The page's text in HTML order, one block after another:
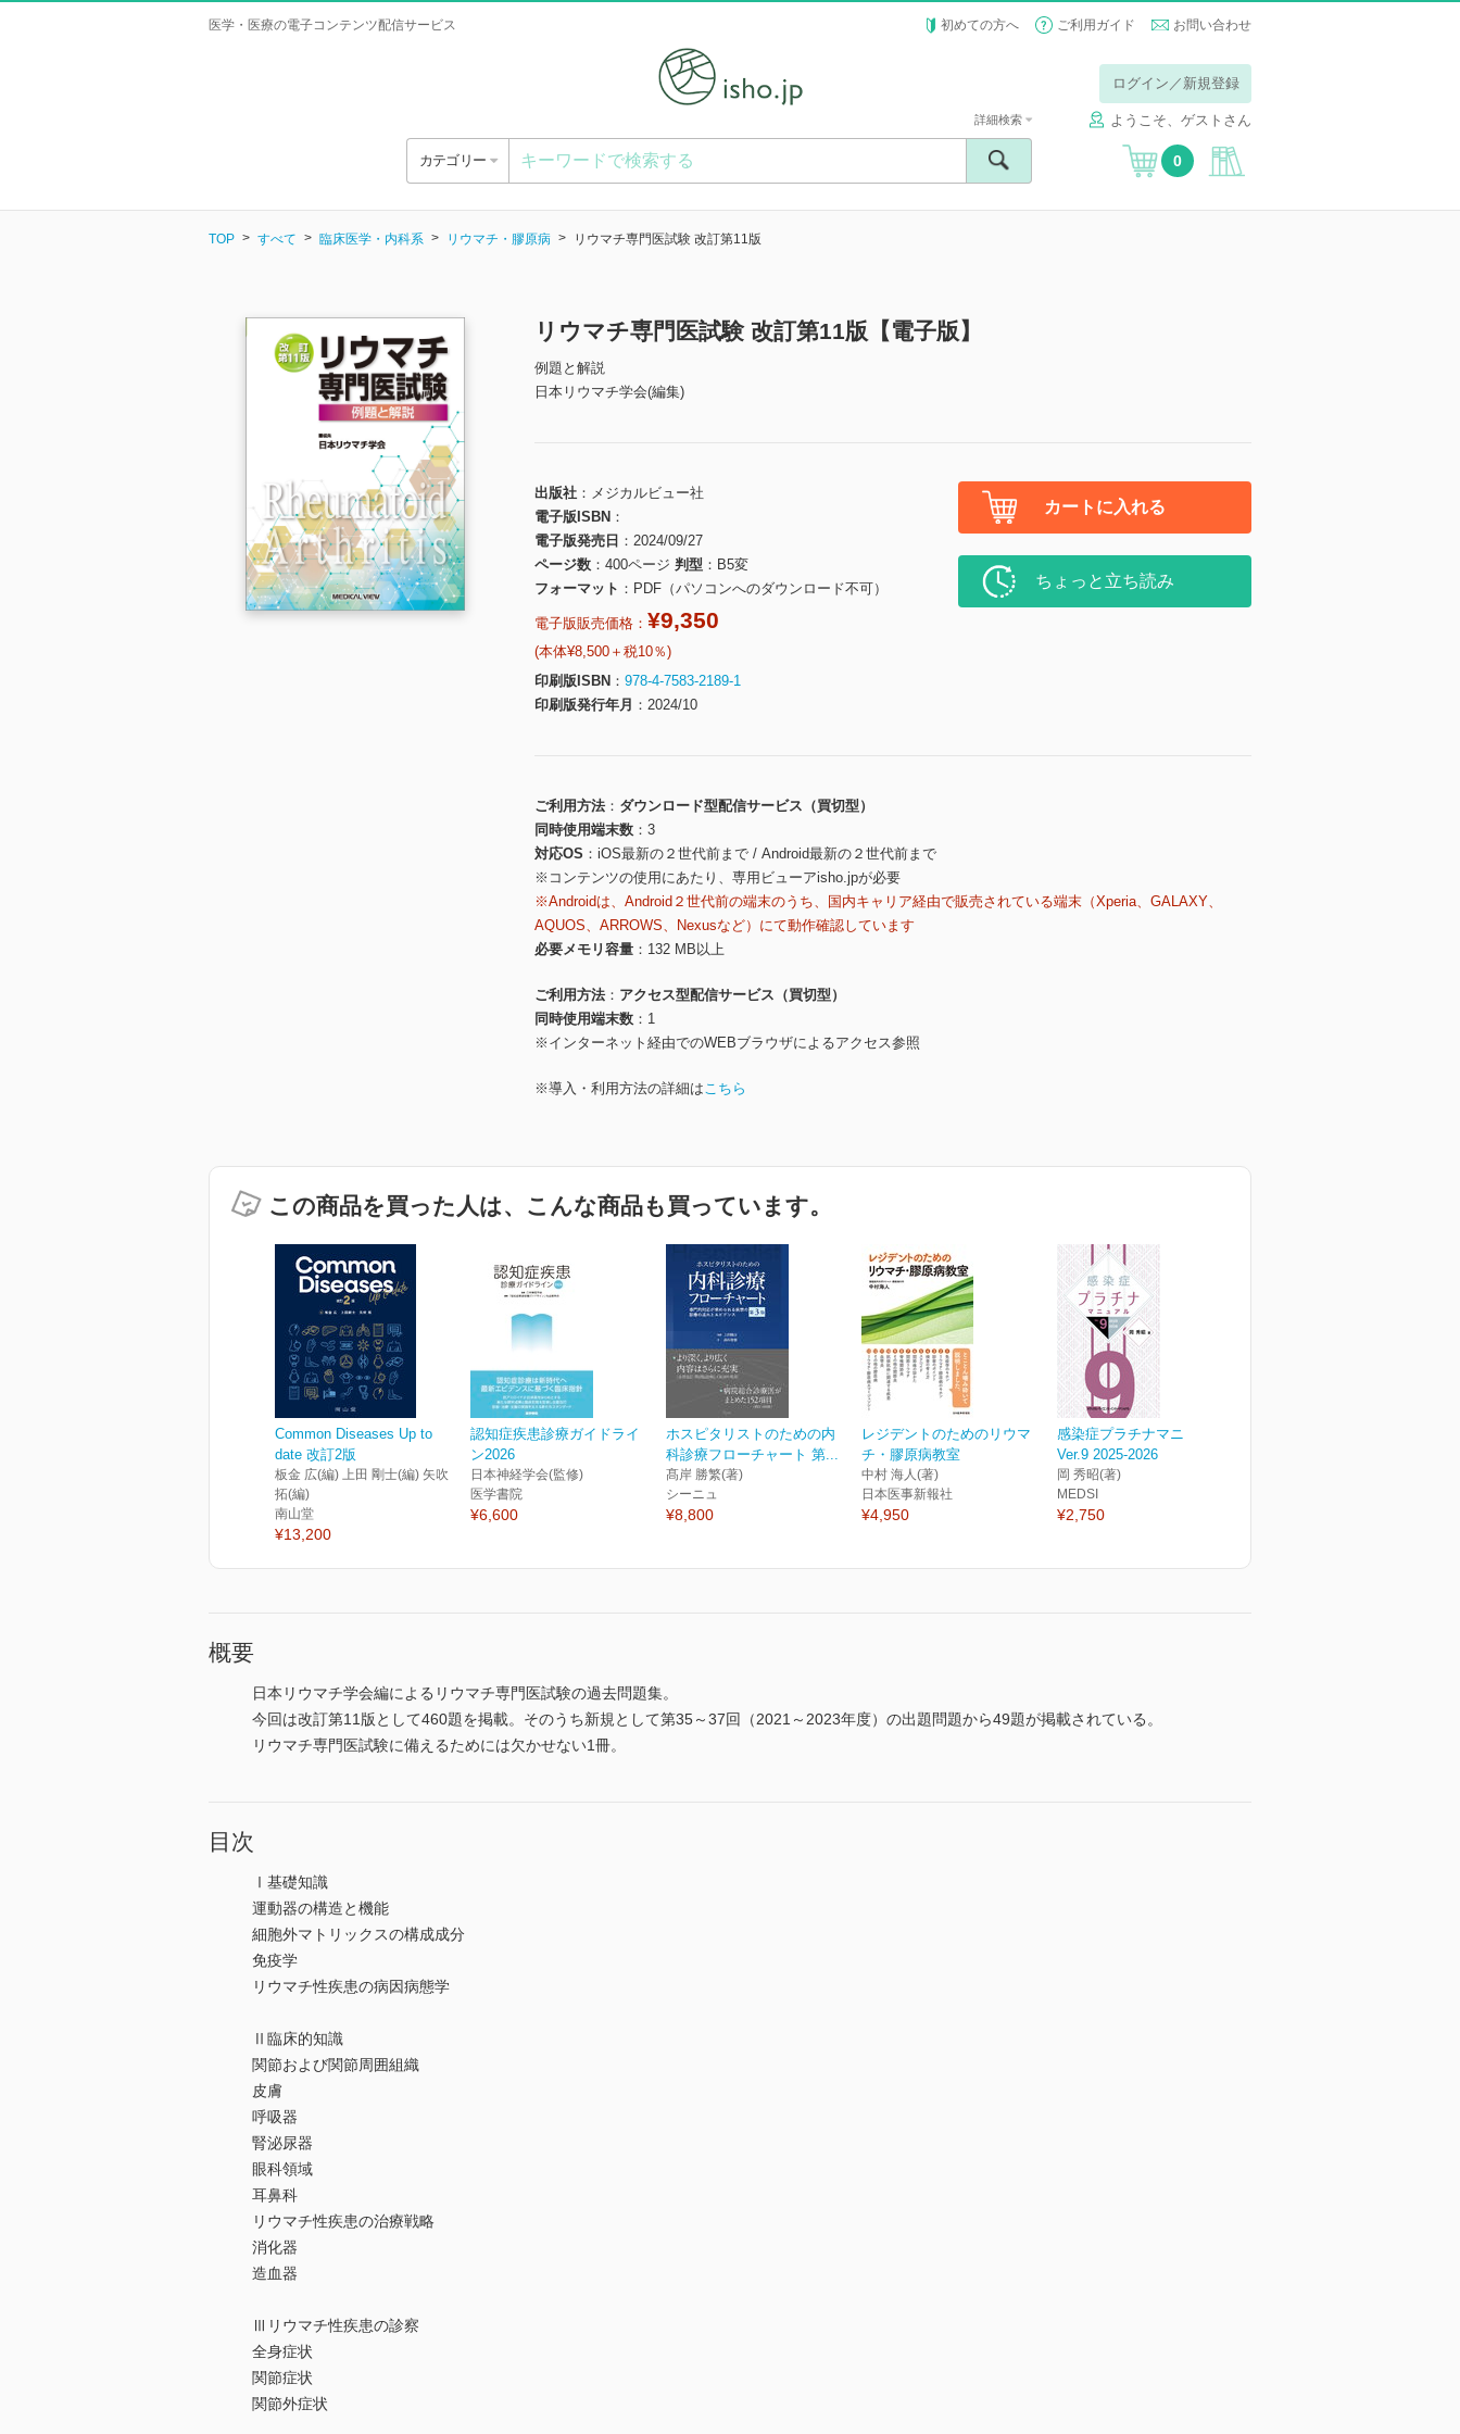
医学・医療の電子コンテンツ配信サービス 初めての方へ ご利用ガイド お問い合わせ
ログイン／新規登録
ようこそ、ゲストさん
カテゴリー
詳細検索
0
TOP すべて 臨床医学・内科系 リウマチ・膠原病 リウマチ専門医試験 改訂第11版
リウマチ専門医試験 改訂第11版【電子版】
例題と解説
日本リウマチ学会(編集)
出版社
メジカルビュー社
電子版ISBN
電子版発売日
2024/09/27
ページ数
400ページ 判型
B5変
フォーマット
PDF（パソコンへのダウンロード不可）
電子版販売価格： ¥9,350
(本体¥8,500＋税10％)
印刷版ISBN
978-4-7583-2189-1
印刷版発行年月
2024/10
カートに入れる
ちょっと立ち読み
ご利用方法
ダウンロード型配信サービス（買切型）
同時使用端末数
3
対応OS
iOS最新の２世代前まで / Android最新の２世代前まで
※コンテンツの使用にあたり、専用ビューアisho.jpが必要
※Androidは、Android２世代前の端末のうち、国内キャリア経由で販売されている端末（Xperia、GALAXY、
AQUOS、ARROWS、Nexusなど）にて動作確認しています
必要メモリ容量
132 MB以上
ご利用方法
アクセス型配信サービス（買切型）
同時使用端末数
1
※インターネット経由でのWEBブラウザによるアクセス参照
※導入・利用方法の詳細はこちら
この商品を買った人は、こんな商品も買っています。
Common Diseases Up to
date 改訂2版
板金 広(編) 上田 剛士(編) 矢吹
拓(編)
南山堂
¥13,200
認知症疾患診療ガイドライ
ン2026
日本神経学会(監修)
医学書院
¥6,600
ホスピタリストのための内
科診療フローチャート 第...
髙岸 勝繁(著)
シーニュ
¥8,800
レジデントのためのリウマ
チ・膠原病教室
中村 海人(著)
日本医事新報社
¥4,950
感染症プラチナマニュアル
Ver.9 2025-2026
岡 秀昭(著)
MEDSI
¥2,750
概要
日本リウマチ学会編によるリウマチ専門医試験の過去問題集。
今回は改訂第11版として460題を掲載。そのうち新規として第35～37回（2021～2023年度）の出題問題から49題が掲載されている。
リウマチ専門医試験に備えるためには欠かせない1冊。
目次
Ⅰ基礎知識
運動器の構造と機能
細胞外マトリックスの構成成分
免疫学
リウマチ性疾患の病因病態学
Ⅱ臨床的知識
関節および関節周囲組織
皮膚
呼吸器
腎泌尿器
眼科領域
耳鼻科
リウマチ性疾患の治療戦略
消化器
造血器
Ⅲリウマチ性疾患の診察
全身症状
関節症状
関節外症状